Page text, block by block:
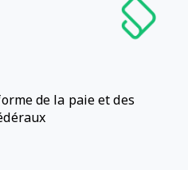
de la paie et des